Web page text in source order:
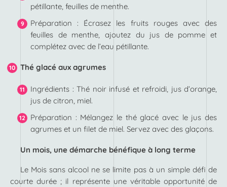
pétillante, feuilles de menthe.
Préparation : Écrasez les fruits rouges avec des
feuilles de menthe, ajoutez du jus de pomme et
complétez avec de l’eau pétillante.
Thé glacé aux agrumes
Ingrédients : Thé noir infusé et refroidi, jus d’orange,
jus de citron, miel.
Préparation : Mélangez le thé glacé avec le jus des
agrumes et un filet de miel. Servez avec des glaçons.
Un mois, une démarche bénéfique à long terme
Le Mois sans alcool ne se limite pas à un simple défi de
courte durée ; il représente une véritable opportunité de